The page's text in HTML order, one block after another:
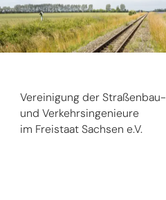
Vereinigung der Straßenbau-
und Verkehrsingenieure
im Freistaat Sachsen e.V.